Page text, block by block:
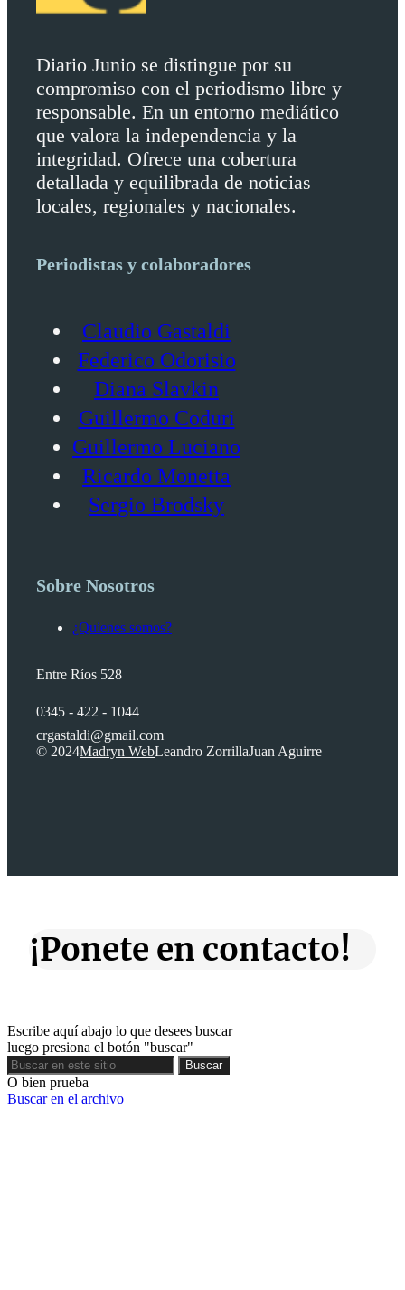
Diario Junio se distingue por su
compromiso con el periodismo libre y
responsable. En un entorno mediático
que valora la independencia y la
integridad. Ofrece una cobertura
detallada y equilibrada de noticias
locales, regionales y nacionales.
Periodistas y colaboradores
Claudio Gastaldi
Federico Odorisio
Diana Slavkin
Guillermo Coduri
Guillermo Luciano
Ricardo Monetta
Sergio Brodsky
Sobre Nosotros
¿Quienes somos?
Entre Ríos 528
0345 - 422 - 1044
crgastaldi@gmail.com
© 2024Madryn WebLeandro ZorrillaJuan Aguirre
¡Ponete en contacto!
Escribe aquí abajo lo que desees buscar
luego presiona el botón "buscar"
Buscar
Buscar
O bien prueba
Buscar en el archivo